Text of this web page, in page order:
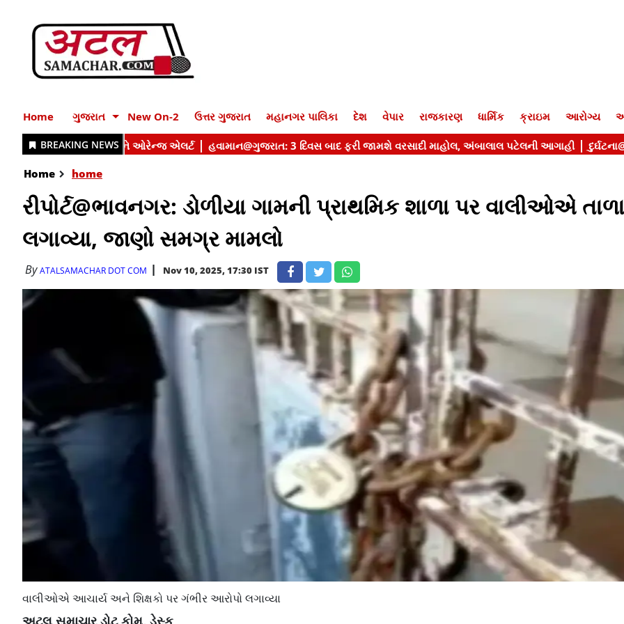
Home ગુજરાત New On-2 ઉત્તર ગુજરાત મહાનગર પાલિકા દેશ વેપાર રાજકારણ ધાર્મિક ક્રાઇમ આરોગ્ય
Home home
રીપોર્ટ@ભાવનગર: ડોળીયા ગામની પ્રાથમિક શાળા પર વાલીઓએ તાળા
લગાવ્યા, જાણો સમગ્ર મામલો
ByATALSAMACHAR DOT COM Nov 10, 2025, 17:30 IST
વાલીઓએ આચાર્ય અને શિક્ષકો પર ગંભીર આરોપો લગાવ્યા
અટલ સમાચાર ડોટ કોમ, ડેસ્ક